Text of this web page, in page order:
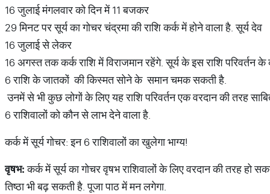
16 जुलाई मंगलवार को दिन में 11 बजकर
29 मिनट पर सूर्य का गोचर चंद्रमा की राशि कर्क में होने वाला है. सूर्य देव
16 जुलाई से लेकर
16 अगस्त तक कर्क राशि में विराजमान रहेंगे. सूर्य के इस राशि परिवर्तन के
6 राशि के जातकों की किस्मत सोने के समान चमक सकती है.
उनमें से भी कुछ लोगों के लिए यह राशि परिवर्तन एक वरदान की तरह
6 राशिवालों को कौन से लाभ देने वाला है.
कर्क में सूर्य गोचर: इन 6 राशिवालों का खुलेगा भाग्य!
वृषभ:कर्क में सूर्य का गोचर वृषभ राशिवालों के लिए वरदान की तरह
तिष्ठा भी बढ़ सकती है. पूजा पाठ में मन लगेगा.